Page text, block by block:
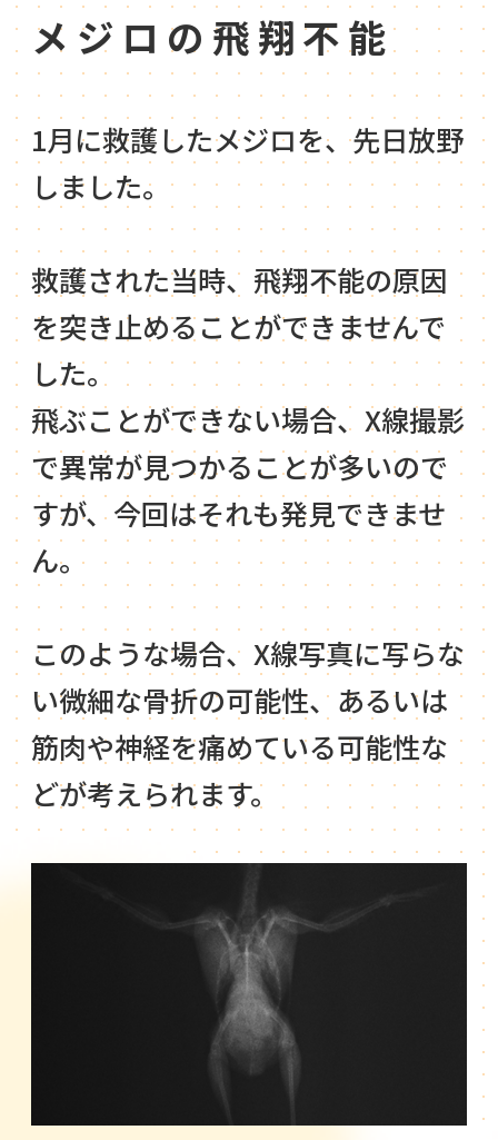
メジロの飛翔不能
1月に救護したメジロを、先日放野
しました。
救護された当時、飛翔不能の原因
を突き止めることができませんで
した。
飛ぶことができない場合、X線撮影
で異常が見つかることが多いので
すが、今回はそれも発見できませ
ん。
このような場合、X線写真に写らな
い微細な骨折の可能性、あるいは
筋肉や神経を痛めている可能性な
どが考えられます。